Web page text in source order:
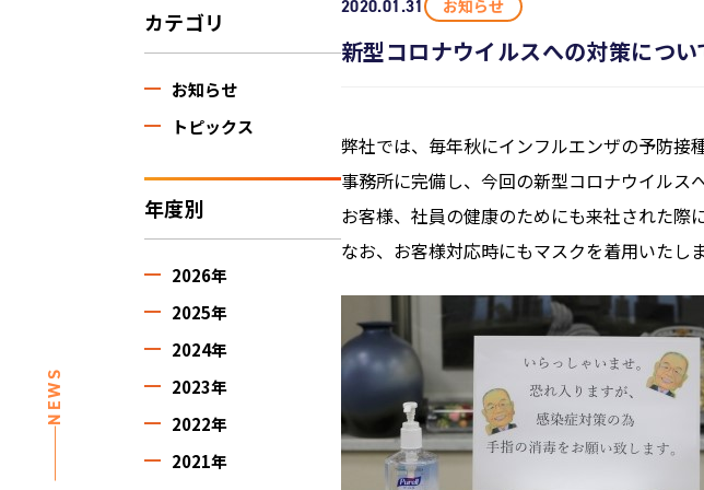
NEWS
カテゴリ
お知らせ
トピックス
年度別
2026年
2025年
2024年
2023年
2022年
2021年
2020.01.31 お知らせ
新型コロナウイルスへの対策につい
弊社では、毎年秋にインフルエンザの予防接
事務所に完備し、今回の新型コロナウイルス
お客様、社員の健康のためにも来社された際
なお、お客様対応時にもマスクを着用いたし